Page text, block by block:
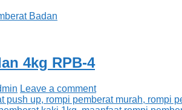
Badan
4kg RPB-4
Leave a comment